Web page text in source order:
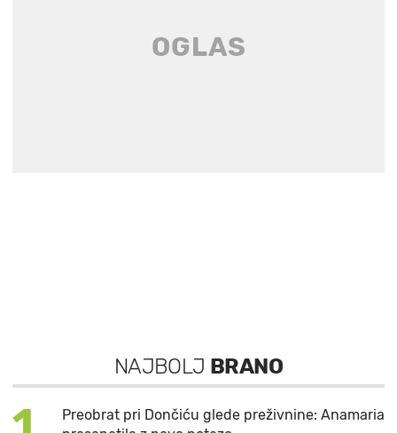
NAJBOLJ BRANO
Preobrat pri Dončiću glede preživnine: Anamaria